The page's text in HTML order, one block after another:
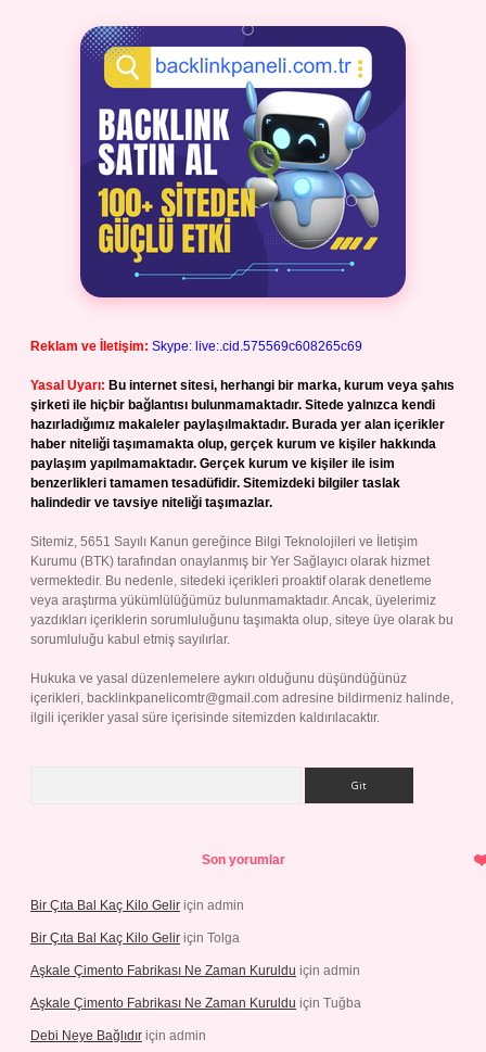
Reklam ve İletişim: Skype: live:.cid.575569c608265c69
Yasal Uyarı: Bu internet sitesi, herhangi bir marka, kurum veya şahıs
şirketi ile hiçbir bağlantısı bulunmamaktadır. Sitede yalnızca kendi
hazırladığımız makaleler paylaşılmaktadır. Burada yer alan içerikler
haber niteliği taşımamakta olup, gerçek kurum ve kişiler hakkında
paylaşım yapılmamaktadır. Gerçek kurum ve kişiler ile isim
benzerlikleri tamamen tesadüfidir. Sitemizdeki bilgiler taslak
halindedir ve tavsiye niteliği taşımazlar.
Sitemiz, 5651 Sayılı Kanun gereğince Bilgi Teknolojileri ve İletişim
Kurumu (BTK) tarafından onaylanmış bir Yer Sağlayıcı olarak hizmet
vermektedir. Bu nedenle, sitedeki içerikleri proaktif olarak denetleme
veya araştırma yükümlülüğümüz bulunmamaktadır. Ancak, üyelerimiz
yazdıkları içeriklerin sorumluluğunu taşımakta olup, siteye üye olarak bu
sorumluluğu kabul etmiş sayılırlar.
Hukuka ve yasal düzenlemelere aykırı olduğunu düşündüğünüz
içerikleri, backlinkpanelicomtr@gmail.com adresine bildirmeniz halinde,
ilgili içerikler yasal süre içerisinde sitemizden kaldırılacaktır.
Son yorumlar
Bir Çıta Bal Kaç Kilo Gelir için admin
Bir Çıta Bal Kaç Kilo Gelir için Tolga
Aşkale Çimento Fabrikası Ne Zaman Kuruldu için admin
Aşkale Çimento Fabrikası Ne Zaman Kuruldu için Tuğba
Debi Neye Bağlıdır için admin